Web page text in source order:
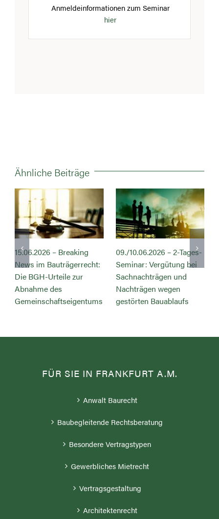
Anmeldeinformationen zum Seminar
hier
Ähnliche Beiträge
15.06.2026 – Breaking
News im Bauträgerrecht:
Die BGH-Urteile zur
Abnahme des
Gemeinschaftseigentums
09./10.06.2026 – 2-Tages-
Seminar: Vergütung bei
Sachnachträgen und
Nachträgen wegen
gestörten Bauablaufs
FÜR SIE IN FRANKFURT A.M.
Anwalt Baurecht
Baubegleitende Rechtsberatung
Besondere Vertragstypen
Gewerbliches Mietrecht
Vertragsgestaltung
Architektenrecht